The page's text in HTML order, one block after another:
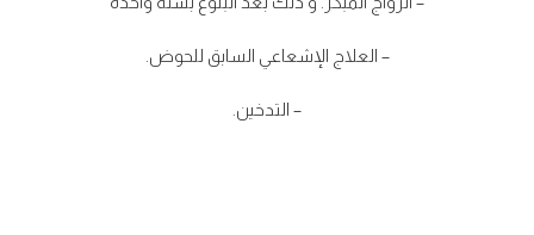
– العلاج الإشعاعي السابق للحوض.
– التدخين.